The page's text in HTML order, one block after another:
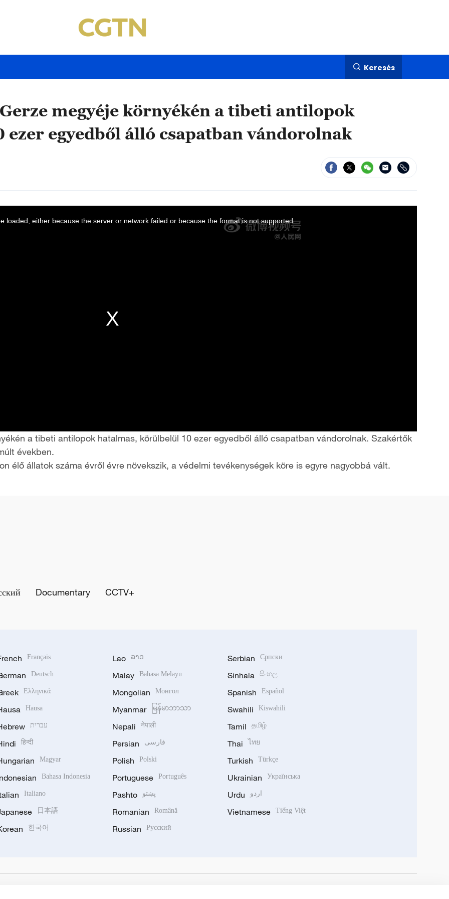
Keresés
megyéje környékén a tibeti antilopok
egyedből álló csapatban vándorolnak
loaded, either because the server or network failed or because the format is not supported.
a tibeti antilopok hatalmas, körülbelül 10 ezer egyedből álló csapatban vándorolnak. Szakértők
években.
élő állatok száma évről évre növekszik, a védelmi tevékenységek köre is egyre nagyobbá vált.
Documentary CCTV+
Français
Deutsch
Ελληνικά
Hausa
עברית
हिन्दी
Magyar
Bahasa Indonesia
Italiano
日本語
한국어
Lao ລາວ
Malay Bahasa Melayu
Mongolian Монгол
Myanmar မြန်မာဘာသာ
Nepali नेपाली
Persian فارسی
Polish Polski
Portuguese Português
Pashto پښتو
Romanian Română
Russian Русский
Serbian Српски
Sinhala සිංහල
Spanish Español
Swahili Kiswahili
Tamil தமிழ்
Thai ไทย
Turkish Türkçe
Ukrainian Українська
Urdu اردو
Vietnamese Tiếng Việt